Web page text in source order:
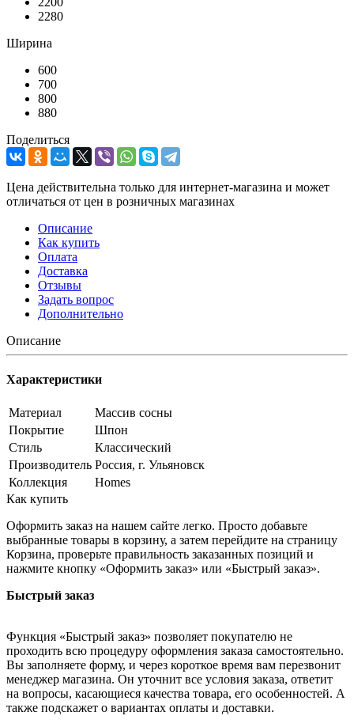
2280
Ширина
600
700
800
880
Поделиться
Цена действительна только для интернет-магазина и может
отличаться от цен в розничных магазинах
Описание
Как купить
Оплата
Доставка
Отзывы
Задать вопрос
Дополнительно
Описание
Характеристики
Материал
Массив сосны
Покрытие
Шпон
Стиль
Классический
Производитель Россия, г. Ульяновск
Коллекция
Homes
Как купить
Оформить заказ на нашем сайте легко. Просто добавьте
выбранные товары в корзину, а затем перейдите на страницу
Корзина, проверьте правильность заказанных позиций и
нажмите кнопку «Оформить заказ» или «Быстрый заказ».
Быстрый заказ
Функция «Быстрый заказ» позволяет покупателю не
проходить всю процедуру оформления заказа самостоятельно.
Вы заполняете форму, и через короткое время вам перезвонит
менеджер магазина. Он уточнит все условия заказа, ответит
на вопросы, касающиеся качества товара, его особенностей. А
также подскажет о вариантах оплаты и доставки.